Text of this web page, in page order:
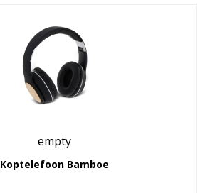
empty
Koptelefoon Bamboe